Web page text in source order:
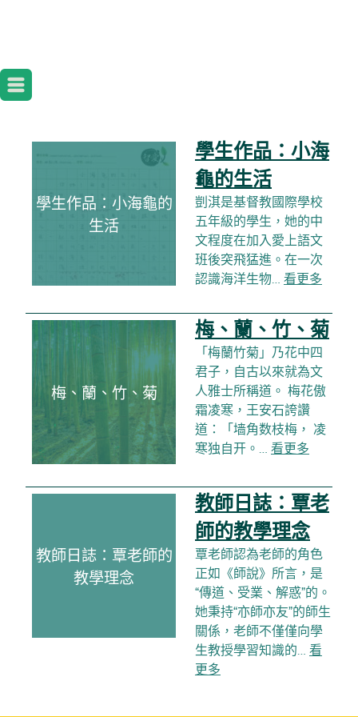
學生作品：小海龜的
生活
學生作品：小海
龜的生活
剴淇是基督教國際學校
五年級的學生，她的中
文程度在加入愛上語文
班後突飛猛進。在一次
認識海洋生物… 看更多
梅、蘭、竹、菊
梅、蘭、竹、菊
「梅蘭竹菊」乃花中四
君子，自古以來就為文
人雅士所稱道。 梅花傲
霜凌寒，王安石誇讚
道：「墙角数枝梅， 凌
寒独自开。… 看更多
教師日誌：覃老師的
教學理念
教師日誌：覃老
師的教學理念
覃老師認為老師的角色
正如《師說》所言，是
“傳道、受業、解惑”的。
她秉持“亦師亦友”的師生
關係，老師不僅僅向學
生教授學習知識的… 看
更多